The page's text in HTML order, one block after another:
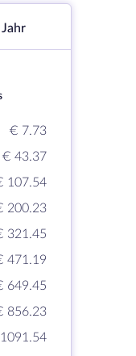
€ 7.73
€ 43.37
107.54
200.23
321.45
471.19
649.45
856.23